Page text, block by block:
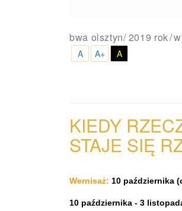
bwa olsztyn/2019 rok
A A+ A
KIEDY
STAJE SIĘ
Wernisaż: 10 października
10 października - 3